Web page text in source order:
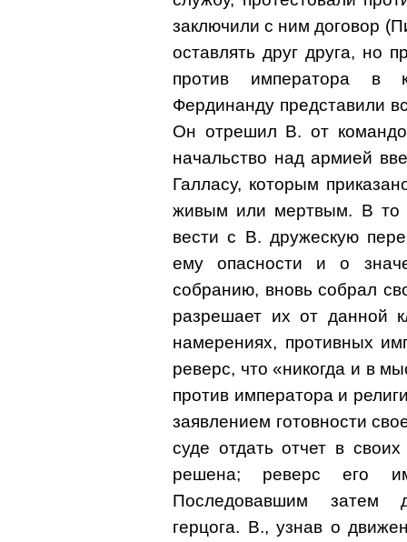
заключили с ним договор
оставлять друг друга, но
против императора в
Фердинанду представили
Он отрешил В. от
начальство над армией
Галласу, которым
живым или мертвым. В то
вести с В. дружескую
ему опасности и о
собранию, вновь собрал
разрешает их от данной
намерениях, противных
реверс, что «никогда и в
против императора и
заявлением готовности
суде отдать отчет в
решена; реверс его
Последовавшим затем
герцога. В., узнав о